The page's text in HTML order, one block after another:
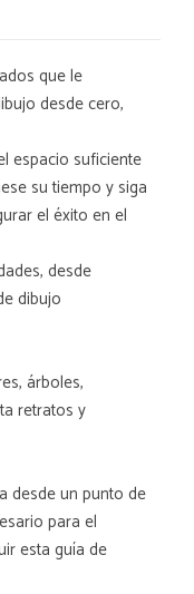
que le
desde cero,
espacio suficiente
su tiempo y siga
el éxito en el
desde
dibujo
árboles,
retratos y
desde un punto de
para el
esta guía de